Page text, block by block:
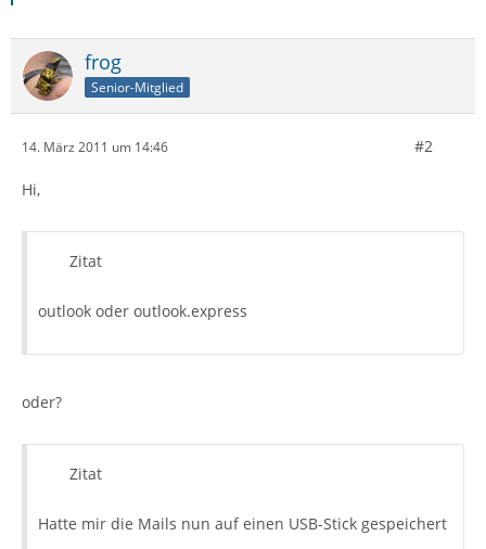
frog
Senior-Mitglied
14. März 2011 um 14:46 #2
Hi,
Zitat
outlook oder outlook.express
oder?
Zitat
Hatte mir die Mails nun auf einen USB-Stick gespeichert